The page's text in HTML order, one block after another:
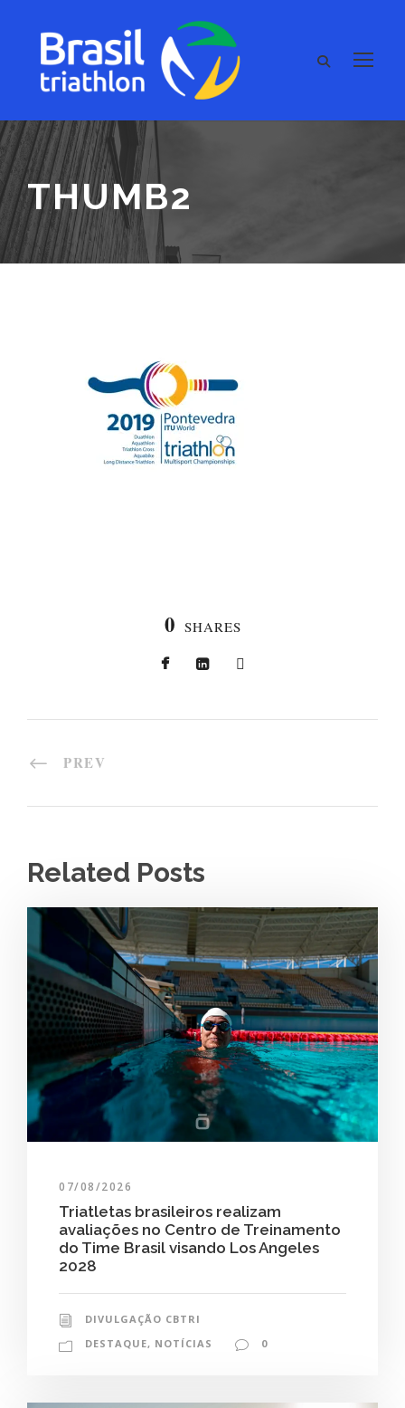
THUMB2
0 SHARES
PREV
Related Posts
07/08/2026
Triatletas brasileiros realizam
avaliações no Centro de Treinamento
do Time Brasil visando Los Angeles
2028
DIVULGAÇÃO CBTRI
DESTAQUE, NOTÍCIAS 0